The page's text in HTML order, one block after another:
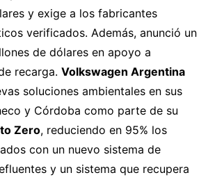
y exige a los fabricantes
verificados. Además, anunció un
de dólares en apoyo a
recarga. Volkswagen Argentina
soluciones ambientales en sus
y Córdoba como parte de su
Zero, reduciendo en 95% los
con un nuevo sistema de
y un sistema que recupera